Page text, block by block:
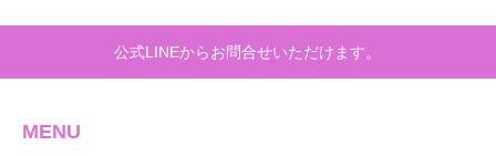
公式LINEからお問合せいただけます。
MENU